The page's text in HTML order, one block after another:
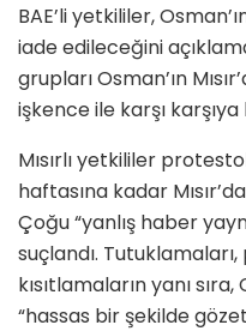
BAE’li yetkililer,
iade edileceğini
grupları Osman’ın
işkence ile karşı
Mısırlı yetkililer
haftasına kadar Mısır’da
Çoğu “yanlış haber
suçlandı.
kısıtlamaların yanı
“hassas bir şekilde